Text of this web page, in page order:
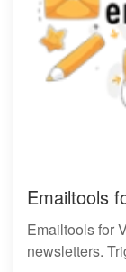
Emailtools
Emailtools for
newsletters.